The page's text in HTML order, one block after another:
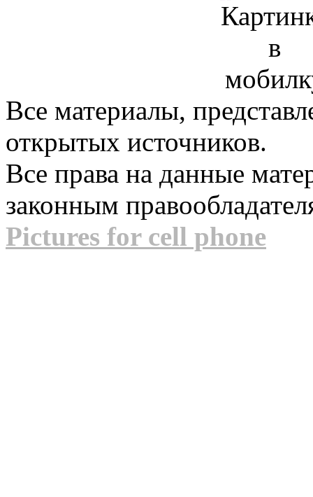
Все материалы,
открытых источников.
Все права на данные
законным
Pictures for cell phone